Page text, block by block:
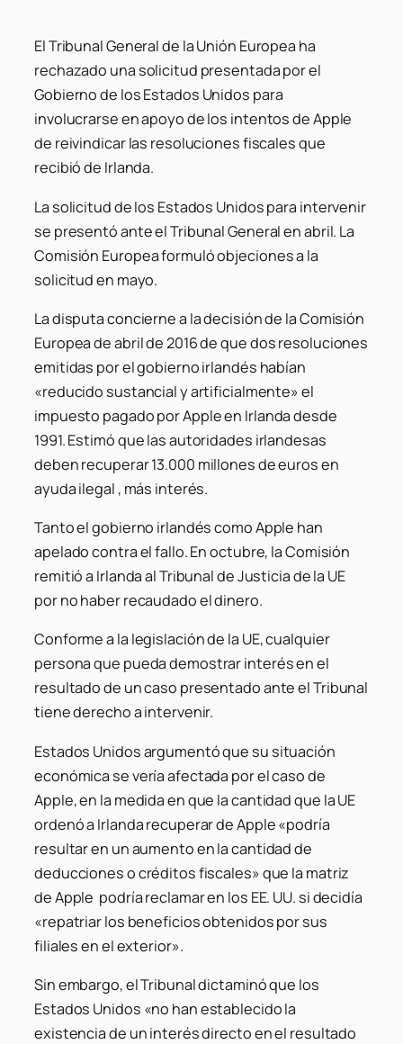
El Tribunal General de la Unión Europea ha
rechazado una solicitud presentada por el
Gobierno de los Estados Unidos para
involucrarse en apoyo de los intentos de Apple
de reivindicar las resoluciones fiscales que
recibió de Irlanda.
La solicitud de los Estados Unidos para intervenir
se presentó ante el Tribunal General en abril. La
Comisión Europea formuló objeciones a la
solicitud en mayo.
La disputa concierne a la decisión de la Comisión
Europea de abril de 2016 de que dos resoluciones
emitidas por el gobierno irlandés habían
«reducido sustancial y artificialmente» el
impuesto pagado por Apple en Irlanda desde
1991. Estimó que las autoridades irlandesas
deben recuperar 13.000 millones de euros en
ayuda ilegal , más interés.
Tanto el gobierno irlandés como Apple han
apelado contra el fallo. En octubre, la Comisión
remitió a Irlanda al Tribunal de Justicia de la UE
por no haber recaudado el dinero.
Conforme a la legislación de la UE, cualquier
persona que pueda demostrar interés en el
resultado de un caso presentado ante el Tribunal
tiene derecho a intervenir.
Estados Unidos argumentó que su situación
económica se vería afectada por el caso de
Apple, en la medida en que la cantidad que la UE
ordenó a Irlanda recuperar de Apple «podría
resultar en un aumento en la cantidad de
deducciones o créditos fiscales» que la matriz
de Apple podría reclamar en los EE. UU. si decidía
«repatriar los beneficios obtenidos por sus
filiales en el exterior».
Sin embargo, el Tribunal dictaminó que los
Estados Unidos «no han establecido la
existencia de un interés directo en el resultado